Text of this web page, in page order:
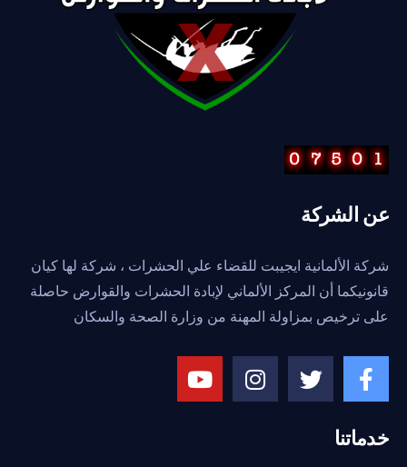
الشركة
الألمانية ايجيبت للقضاء علي الحشرات ، شركة لها كيان
أن المركز الألماني لإبادة الحشرات والقوارض حاصلة
ترخيص بمزاولة المهنة من وزارة الصحة والسكان